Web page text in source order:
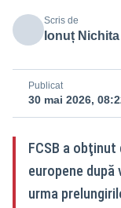
Scris de
Ionuț Nichita
Publicat
30 mai 2026,
FCSB a
europene
urma